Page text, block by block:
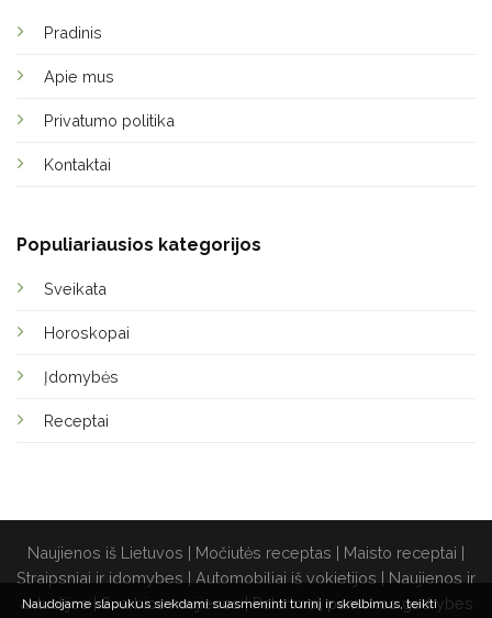
Pradinis
Apie mus
Privatumo politika
Kontaktai
Populiariausios kategorijos
Sveikata
Horoskopai
Įdomybės
Receptai
Naujienos iš Lietuvos | Močiutės receptas | Maisto receptai |
Straipsniai ir idomybes | Automobiliai iš vokietijos | Naujienos ir
aktualijos|Svarbios naujienos|Patarimai, pamokos gudrybes
Naudojame slapukus siekdami suasmeninti turinį ir skelbimus, teikti